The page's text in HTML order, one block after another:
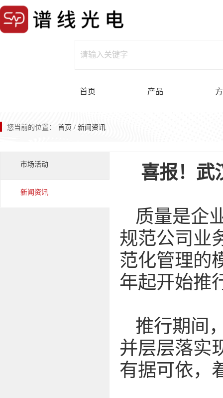
首页 产品
您当前的位置： 首页 / 新闻资讯
市场活动
新闻资讯
喜报！武
质量是企
规范公司业
范化管理的
年起开始推
推行期间
并层层落实
有据可依，